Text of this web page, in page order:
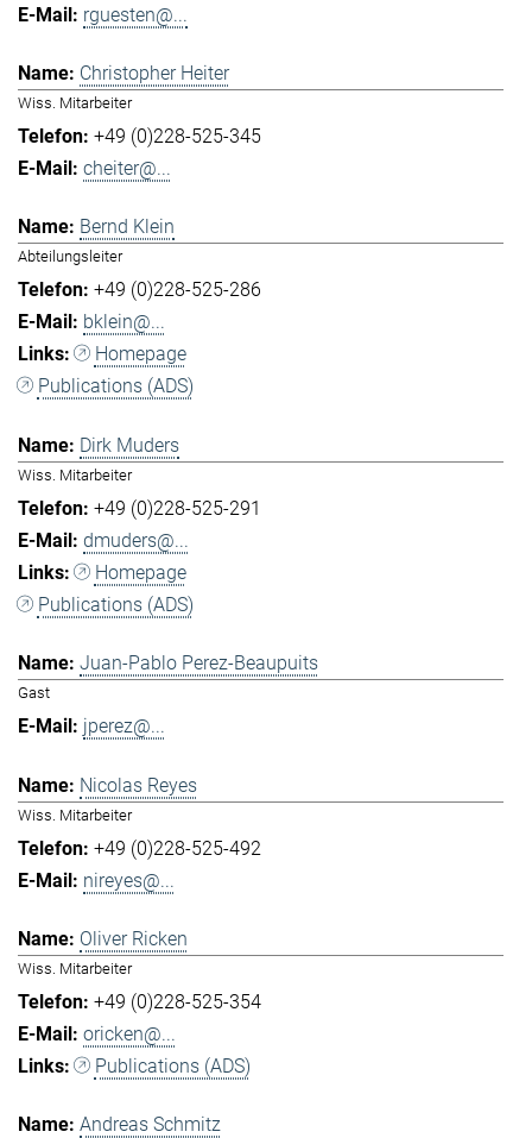
rguesten@...
Christopher Heiter
Wiss. Mitarbeiter
+49 (0)228-525-345
cheiter@...
Bernd Klein
Abteilungsleiter
+49 (0)228-525-286
bklein@...
Homepage
Publications (ADS)
Dirk Muders
Wiss. Mitarbeiter
+49 (0)228-525-291
dmuders@...
Homepage
Publications (ADS)
Juan-Pablo Perez-Beaupuits
Gast
jperez@...
Nicolas Reyes
Wiss. Mitarbeiter
+49 (0)228-525-492
nireyes@...
Oliver Ricken
Wiss. Mitarbeiter
+49 (0)228-525-354
oricken@...
Publications (ADS)
Andreas Schmitz